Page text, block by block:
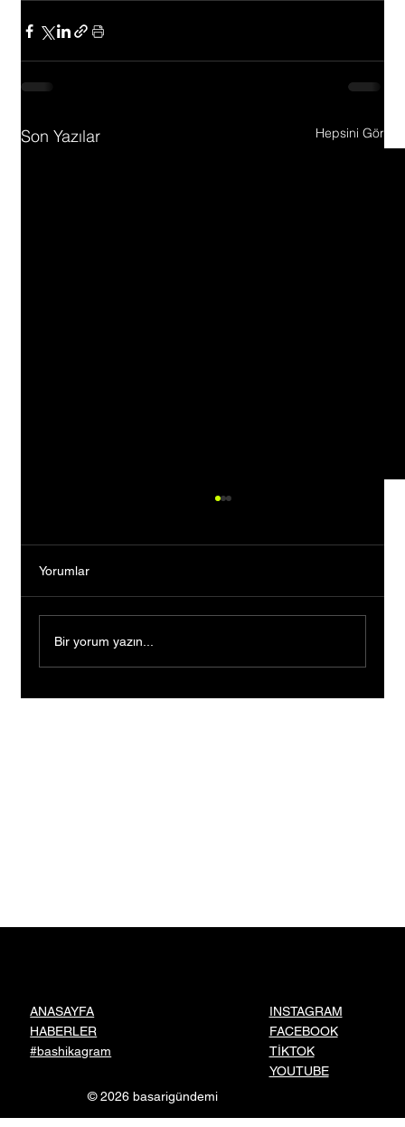
Son Yazılar Hepsini Gör
Yorumlar
Bir yorum yazın...
ANASAYFA
HABERLER
#bashikagram
INSTAGRAM
FACEBOOK
TİKTOK
YOUTUBE
© 2026 basarigündemi